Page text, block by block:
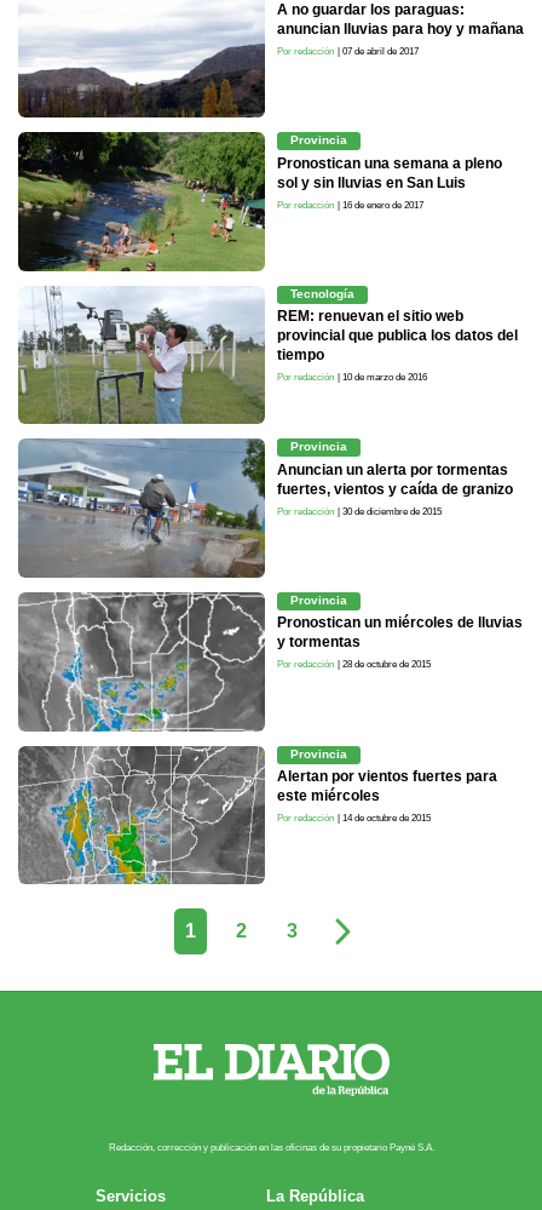
A no guardar los paraguas:
anuncian lluvias para hoy y mañana
Por redacción | 07 de abril de 2017
Provincia
Pronostican una semana a pleno
sol y sin lluvias en San Luis
Por redacción | 16 de enero de 2017
Tecnología
REM: renuevan el sitio web
provincial que publica los datos del
tiempo
Por redacción | 10 de marzo de 2016
Provincia
Anuncian un alerta por tormentas
fuertes, vientos y caída de granizo
Por redacción | 30 de diciembre de 2015
Provincia
Pronostican un miércoles de lluvias
y tormentas
Por redacción | 28 de octubre de 2015
Provincia
Alertan por vientos fuertes para
este miércoles
Por redacción | 14 de octubre de 2015
1 2 3
Redacción, corrección y publicación en las oficinas de su propietario Payn​é S.A.
Servicios
La República